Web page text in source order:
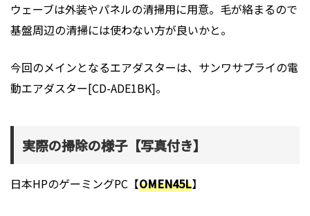
ウェーブは外装やパネルの清掃用に用意。毛が絡まるので
基盤周辺の清掃には使わない方が良いかと。
今回のメインとなるエアダスターは、サンワサプライの電
動エアダスター[CD-ADE1BK]。
実際の掃除の様子【写真付き】
日本HPのゲーミングPC【OMEN45L】